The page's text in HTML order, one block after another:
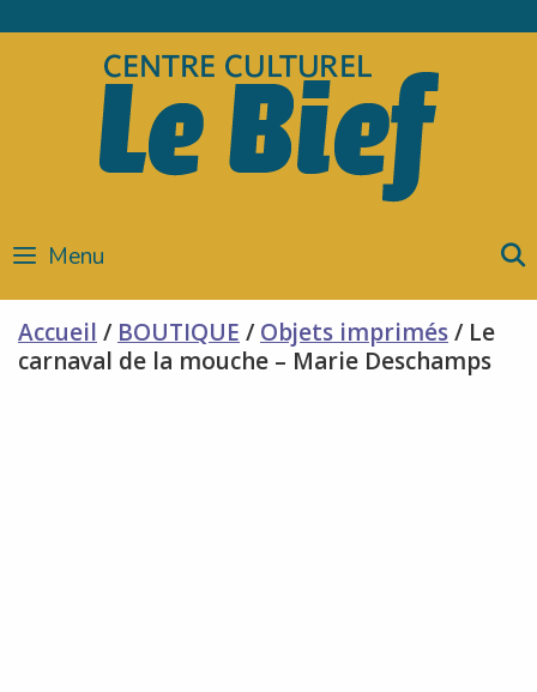
to
Menu
Accueil / BOUTIQUE / Objets imprimés/ Le
carnaval de la mouche – Marie Deschamps